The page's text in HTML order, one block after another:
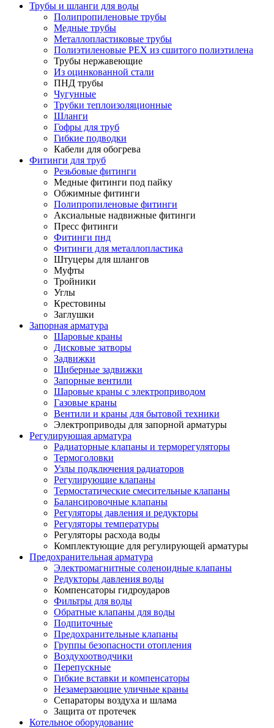
Трубы и шланги для воды
Полипропиленовые трубы
Медные трубы
Металлопластиковые трубы
Полиэтиленовые PEX из сшитого полиэтилена
Трубы нержавеющие
Из оцинкованной стали
ПНД трубы
Чугунные
Трубки теплоизоляционные
Шланги
Гофры для труб
Гибкие подводки
Кабели для обогрева
Фитинги для труб
Резьбовые фитинги
Медные фитинги под пайку
Обжимные фитинги
Полипропиленовые фитинги
Аксиальные надвижные фитинги
Пресс фитинги
Фитинги пнд
Фитинги для металлопластика
Штуцеры для шлангов
Муфты
Тройники
Углы
Крестовины
Заглушки
Запорная арматура
Шаровые краны
Дисковые затворы
Задвижки
Шиберные задвижки
Запорные вентили
Шаровые краны с электроприводом
Газовые краны
Вентили и краны для бытовой техники
Электроприводы для запорной арматуры
Регулирующая арматура
Радиаторные клапаны и терморегуляторы
Термоголовки
Узлы подключения радиаторов
Регулирующие клапаны
Термостатические смесительные клапаны
Балансировочные клапаны
Регуляторы давления и редукторы
Регуляторы температуры
Регуляторы расхода воды
Комплектующие для регулирующей арматуры
Предохранительная арматура
Электромагнитные соленоидные клапаны
Редукторы давления воды
Компенсаторы гидроударов
Фильтры для воды
Обратные клапаны для воды
Подпиточные
Предохранительные клапаны
Группы безопасности отопления
Воздухоотводчики
Перепускные
Гибкие вставки и компенсаторы
Незамерзающие уличные краны
Сепараторы воздуха и шлама
Защита от протечек
Котельное оборудование